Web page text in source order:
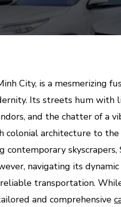
City, is a mesmerizing
Its streets hum with
and the chatter of a
colonial architecture to
skyscrapers,
navigating its
transportation.
and comprehensive